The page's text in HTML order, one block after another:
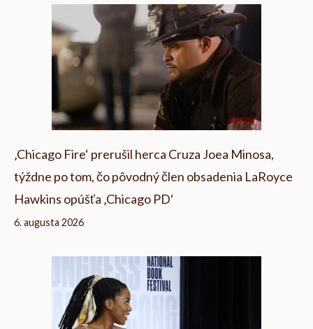
‚Chicago Fire‘ prerušil herca Cruza Joea Minosa,
týždne po tom, čo pôvodný člen obsadenia LaRoyce
Hawkins opúšťa ‚Chicago PD‘
6. augusta 2026